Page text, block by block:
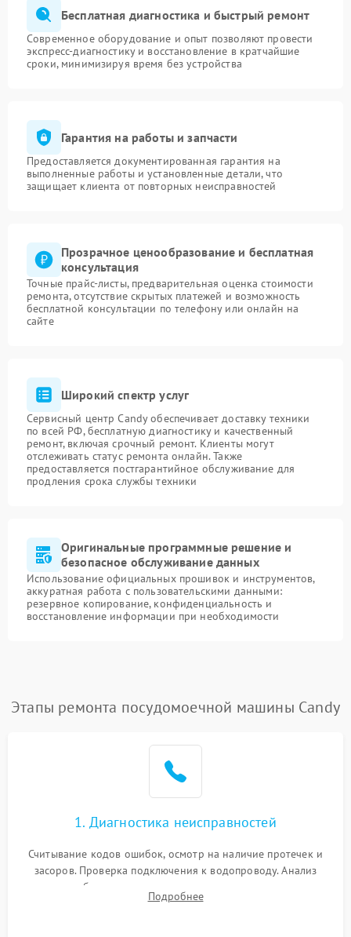
Бесплатная диагностика и быстрый ремонт
Современное оборудование и опыт позволяют провести
экспресс-диагностику и восстановление в кратчайшие
сроки, минимизируя время без устройства
Гарантия на работы и запчасти
Предоставляется документированная гарантия на
выполненные работы и установленные детали, что
защищает клиента от повторных неисправностей
Прозрачное ценообразование и бесплатная
консультация
Точные прайс-листы, предварительная оценка стоимости
ремонта, отсутствие скрытых платежей и возможность
бесплатной консультации по телефону или онлайн на
сайте
Широкий спектр услуг
Сервисный центр Candy обеспечивает доставку техники
по всей РФ, бесплатную диагностику и качественный
ремонт, включая срочный ремонт. Клиенты могут
отслеживать статус ремонта онлайн. Также
предоставляется постгарантийное обслуживание для
продления срока службы техники
Оригинальные программные решение и
безопасное обслуживание данных
Использование официальных прошивок и инструментов,
аккуратная работа с пользовательскими данными:
резервное копирование, конфиденциальность и
восстановление информации при необходимости
Этапы ремонта посудомоечной машины Candy
1. Диагностика неисправностей
Считывание кодов ошибок, осмотр на наличие протечек и
засоров. Проверка подключения к водопроводу. Анализ
жалоб на отсутствие слива, нагрева, вращения
разбрызгивателей или срабатывание системы защиты
Подробнее